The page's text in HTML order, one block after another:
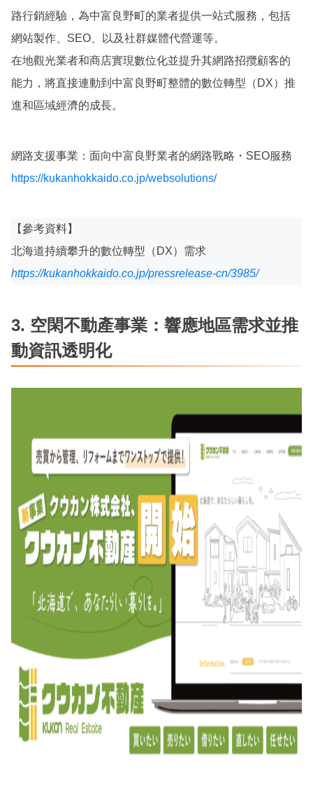
路行銷經驗，為中富良野町的業者提供一站式服務，包括
網站製作、SEO、以及社群媒體代營運等。
在地觀光業者和商店實現數位化並提升其網路招攬顧客的
能力，將直接連動到中富良野町整體的數位轉型（DX）推
進和區域經濟的成長。
網路支援事業：面向中富良野業者的網路戰略・SEO服務
https://kukanhokkaido.co.jp/websolutions/
【參考資料】
北海道持續攀升的數位轉型（DX）需求
https://kukanhokkaido.co.jp/pressrelease-cn/3985/
3. 空閑不動產事業：響應地區需求並推
動資訊透明化